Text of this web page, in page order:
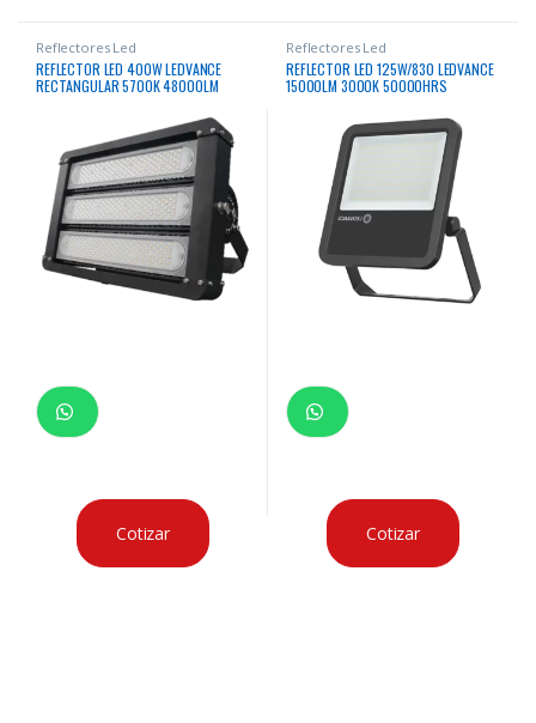
Reflectores Led
REFLECTOR LED 400W LEDVANCE
RECTANGULAR 5700K 48000LM
Cotizar
Reflectores Led
REFLECTOR LED 125W/830 LEDVANCE
15000LM 3000K 50000HRS
Cotizar